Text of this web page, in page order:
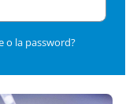
o la password?